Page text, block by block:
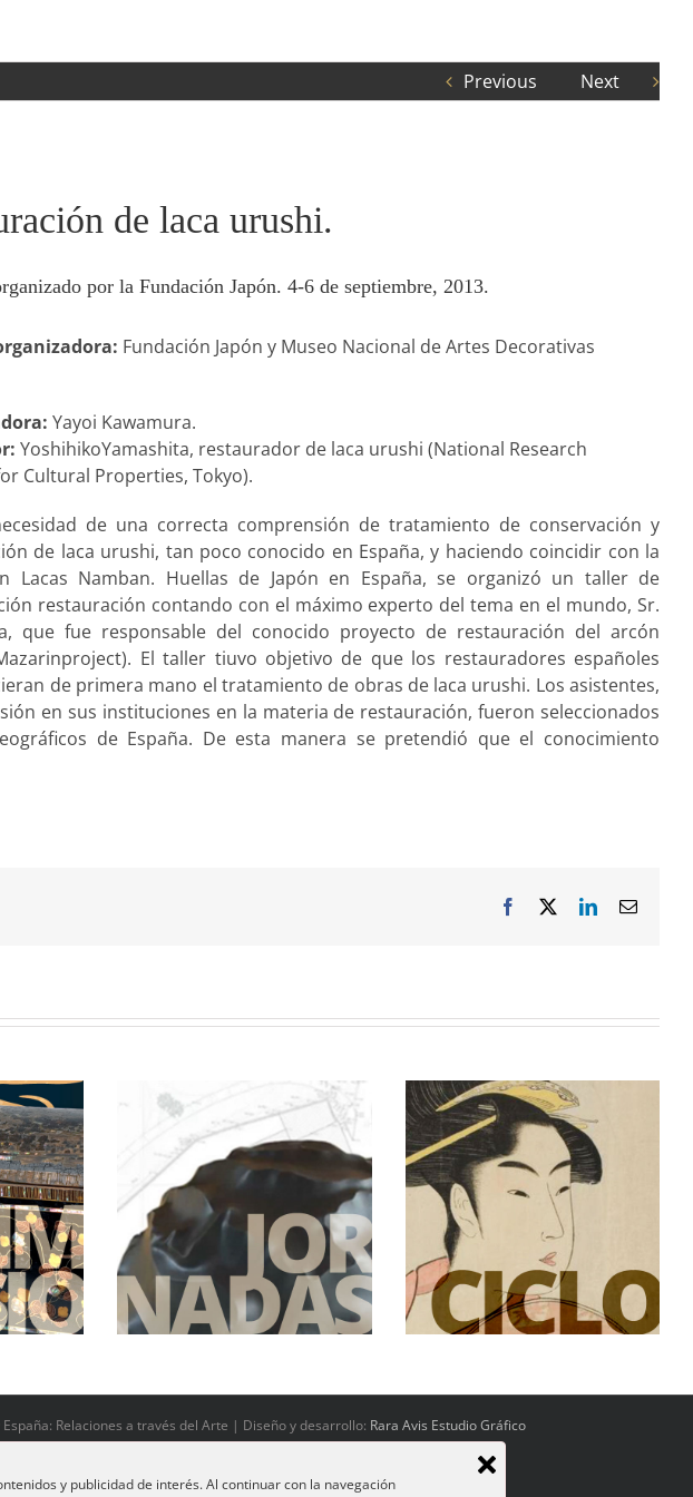
Previous Next
de laca urushi.
por la Fundación Japón. 4-6 de septiembre, 2013.
Fundación Japón y Museo Nacional de Artes Decorativas
Yayoi Kawamura.
YoshihikoYamashita, restaurador de laca urushi (National Research
Cultural Properties, Tokyo).
de una correcta comprensión de tratamiento de conservación y
de laca urushi, tan poco conocido en España, y haciendo coincidir con la
Lacas Namban. Huellas de Japón en España, se organizó un taller de
restauración contando con el máximo experto del tema en el mundo, Sr.
que fue responsable del conocido proyecto de restauración del arcón
El taller tiuvo objetivo de que los restauradores españoles
de primera mano el tratamiento de obras de laca urushi. Los asistentes,
en sus instituciones en la materia de restauración, fueron seleccionados
de España. De esta manera se pretendió que el conocimiento
Facebook LinkedInCorreo
Ribera
Arte y cultura de Japón:
difusión e influencia.
Relaciones a través del Arte | Diseño y desarrollo: Rara Avis Estudio Gráfico
y publicidad de interés. Al continuar con la navegación